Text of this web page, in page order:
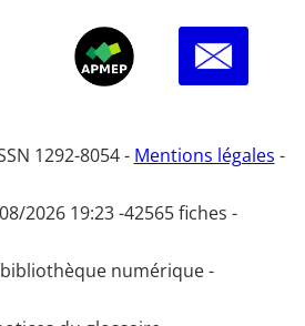
1292-8054 - Mentions légales -
2026 19:23 -42565 fiches -
numérique -